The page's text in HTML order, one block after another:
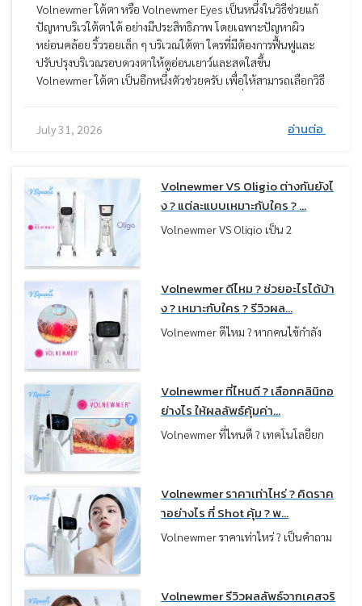
Volnewmer ใต้ตา หรือ Volnewmer Eyes เป็นหนึ่งในวิธีช่วยแก้
ปัญหาบริเวใต้ตาได้ อย่างมีประสิทธิภาพ โดยเฉพาะปัญหาผิว
หย่อนคล้อย ริ้วรอยเล็ก ๆ บริเวณใต้ตา ใครที่มีต้องการฟื้นฟูและ
ปรับปรุงบริเวณรอบดวงตาให้ดูอ่อนเยาว์และสดใสขึ้น
Volnewmer ใต้ตา เป็นอีกหนึ่งตัวช่วยครับ เพื่อให้สามารถเลือกวิธี
เสีย ผลลัพธ์ และตัดสินใจเลือกทำได้อย่างเหมาะสม
July 31, 2026 อ่านต่อ
Volnewmer VS Oligio ต่างกันยังไ
ง ? แต่ละแบบเหมาะกับใคร ? ...
Volnewmer VS Oligio เป็น 2
Monopolar RF เหมือนกัน แต่ในความ
เป็นจริง “ผลลัพธ์ที่ได้กลับไม่เหมือน
กัน” บางคนเน้นผิวฟู แน่น แต่บางคน
เน้นกรอบหน้าชัด ลดเหนียง ซึ่งทั้งหมด
Volnewmer ดีไหม ? ช่วยอะไรได้บ้า
ง ? เหมาะกับใคร ? รีวิวผล...
Volnewmer ดีไหม ? หากคนไข้กำลัง
Monopolar RF รุ่นใหม่อย่าง
Volnewmer คือตัวเลือกที่น่าสนใจมาก
ครับ เพราะถูกออกแบบมาเพื่อช่วยแก้
ปัญหาผิวหย่อนคล้อยและกระตุ้นคอล
Volnewmer ที่ไหนดี ? เลือกคลินิกอ
ย่างไร ให้ผลลัพธ์คุ้มค่า...
Volnewmer ที่ไหนดี ? เทคโนโลยียก
ควรเลือกคลินิกอย่างไร ? ให้ปลอดภัย
และได้ผลลัพธ์ตรงตามความคาดหวัง
บทความนี้หมอได้รวบรวมเช็กลิสต์ที่ควร
พิจารณาก่อนทำ เพื่อใช้เป็นแนวทางใน
Volnewmer ราคาเท่าไหร่ ? คิดราค
าอย่างไร กี่ Shot คุ้ม ? พ...
Volnewmer ราคาเท่าไหร่ ? เป็นคำถาม
ผิวจากประเทศเกาหลี ที่กำลังได้รับ
Volnewmer รีวิวผลลัพธ์จากเคสจริ